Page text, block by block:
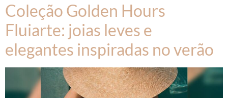
Coleção Golden Hours
Fluiarte: joias leves e
elegantes inspiradas no verão